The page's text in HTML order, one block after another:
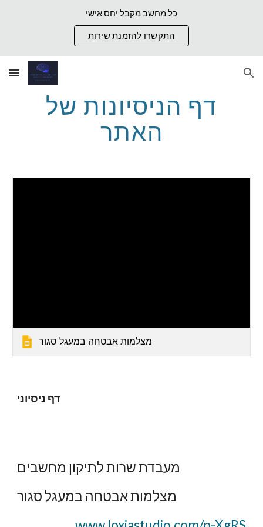
כל מחשב מקבל יחס אישי
התקשרו להזמנת שירות
דף הניסיונות של
האתר
מצלמות אבטחה במעגל סגור
דף ניסיוני
מעבדת שרות לתיקון מחשבים
מצלמות אבטחה במעגל סגור